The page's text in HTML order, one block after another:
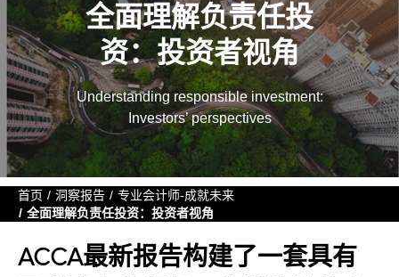
全面理解负责任投
资：投资者视角
Understanding responsible investment:
Investors’ perspectives
首页 洞察报告
专业会计师-成就未来
全面理解负责任投资：投资者视角
ACCA最新报告构建了一套具有